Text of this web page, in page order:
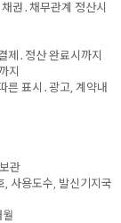
권․채무관계 정산시
제․정산 완료시까지
지
른 표시․광고, 계약내
관
사용도수, 발신기지국